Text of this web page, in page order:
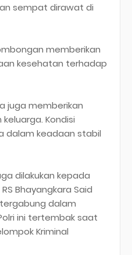
sempat dirawat di
memberikan
kesehatan terhadap
juga memberikan
Kondisi
dalam keadaan stabil
dilakukan kepada
Bhayangkara Said
dalam
ini tertembak saat
Kriminal